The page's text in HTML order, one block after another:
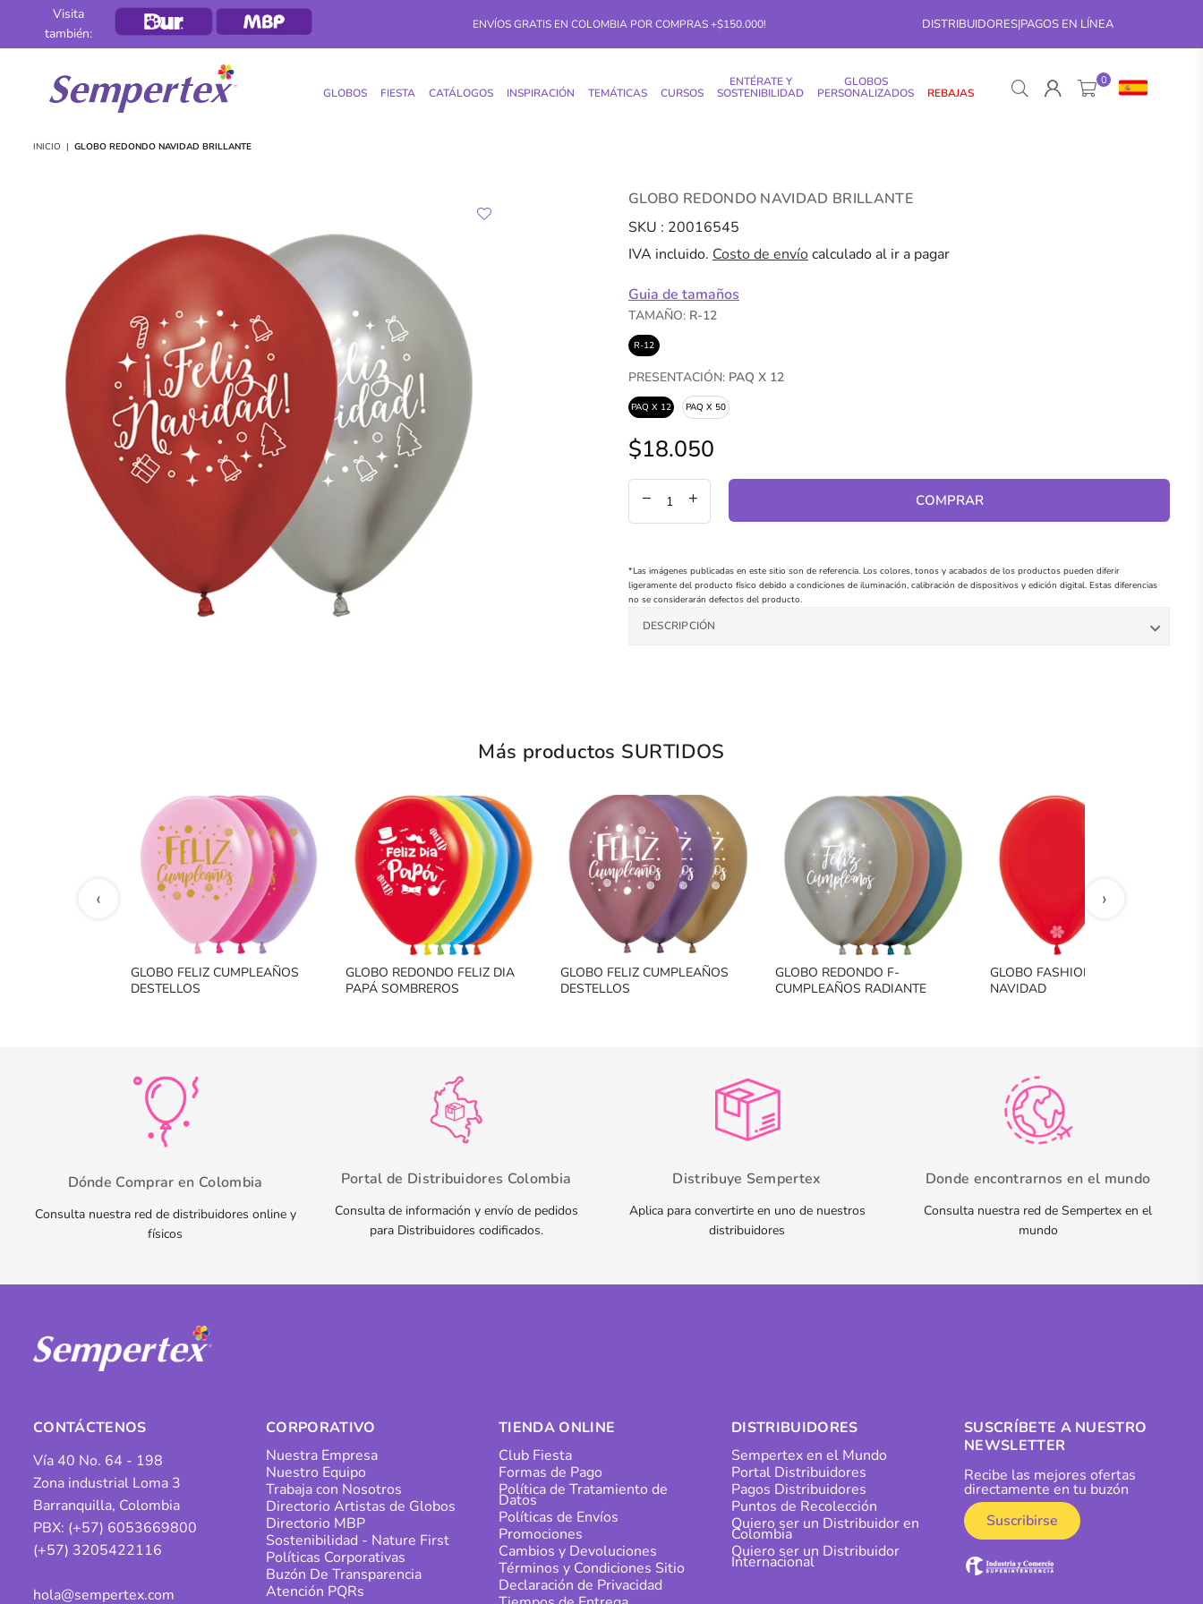
Visita
también:
ENVÍOS GRATIS EN COLOMBIA POR COMPRAS +$150.000! DISTRIBUIDORES|PAGOS EN LÍNEA
SEMPERTEX
GLOBOS FIESTA CATÁLOGOS INSPIRACIÓN TEMÁTICAS CURSOS
ENTÉRATE Y
SOSTENIBILIDAD
GLOBOS
PERSONALIZADOS
REBAJAS
0
INICIO | GLOBO REDONDO NAVIDAD BRILLANTE
GLOBO REDONDO NAVIDAD BRILLANTE
SKU : 20016545
IVA incluido. Costo de envíocalculado al ir a pagar
Guia de tamaños
TAMAÑO: R-12
R-12
PRESENTACIÓN: PAQ X 12
PAQ X 12 PAQ X 50
Precio
regular
$18.050
COMPRAR
*Las imágenes publicadas en este sitio son de referencia. Los colores, tonos y acabados de los productos pueden diferir
ligeramente del producto físico debido a condiciones de iluminación, calibración de dispositivos y edición digital. Estas diferencias
no se considerarán defectos del producto.
DESCRIPCIÓN
Más productos SURTIDOS
‹
GLOBO FELIZ CUMPLEAÑOS
DESTELLOS
GLOBO REDONDO FELIZ DIA
PAPÁ SOMBREROS
GLOBO FELIZ CUMPLEAÑOS
DESTELLOS
GLOBO REDONDO F-
CUMPLEAÑOS RADIANTE
GLOBO FASHION SURTIDO
NAVIDAD
›
Dónde Comprar en Colombia
Consulta nuestra red de distribuidores online y
físicos
Portal de Distribuidores Colombia
Consulta de información y envío de pedidos
para Distribuidores codificados.
Distribuye Sempertex
Aplica para convertirte en uno de nuestros
distribuidores
Donde encontrarnos en el mundo
Consulta nuestra red de Sempertex en el
mundo
CONTÁCTENOS
Vía 40 No. 64 - 198
Zona industrial Loma 3
Barranquilla, Colombia
PBX: (+57) 6053669800
(+57) 3205422116
hola@sempertex.com
CORPORATIVO
Nuestra Empresa
Nuestro Equipo
Trabaja con Nosotros
Directorio Artistas de Globos
Directorio MBP
Sostenibilidad - Nature First
Políticas Corporativas
Buzón De Transparencia
Atención PQRs
TIENDA ONLINE
Club Fiesta
Formas de Pago
Política de Tratamiento de
Datos
Políticas de Envíos
Promociones
Cambios y Devoluciones
Términos y Condiciones Sitio
Declaración de Privacidad
DISTRIBUIDORES
Sempertex en el Mundo
Portal Distribuidores
Pagos Distribuidores
Puntos de Recolección
Quiero ser un Distribuidor en
Colombia
Quiero ser un Distribuidor
Internacional
SUSCRÍBETE A NUESTRO
NEWSLETTER
Recibe las mejores ofertas
directamente en tu buzón
Suscribirse